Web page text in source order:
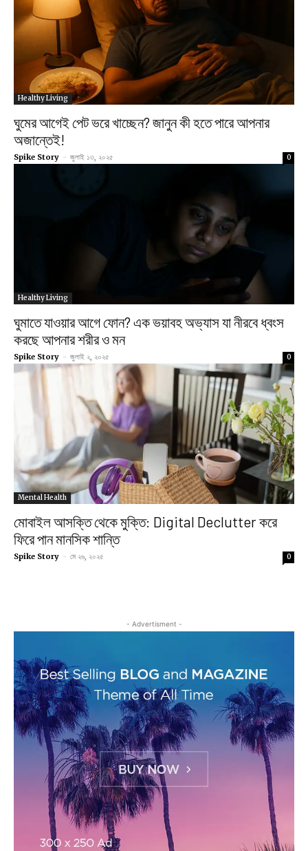
Healthy Living
ঘুমের আগেই পেট ভরে খাচ্ছেন? জানুন কী হতে পারে আপনার
অজান্তেই!
Spike Story - জুলাই ১৩, ২০২৫ 0
Healthy Living
ঘুমাতে যাওয়ার আগে ফোন? এক ভয়াবহ অভ্যাস যা নীরবে ধ্বংস
করছে আপনার শরীর ও মন
Spike Story - জুলাই ২, ২০২৫ 0
Mental Health
মোবাইল আসক্তি থেকে মুক্তি: Digital Declutter করে
ফিরে পান মানসিক শান্তি
Spike Story - মে ২৬, ২০২৫ 0
- Advertisment -